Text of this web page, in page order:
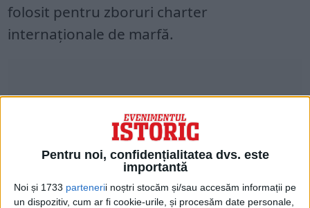
Pentru noi, confidențialitatea dvs. este
importantă
Noi și 1733 partenerii noștri stocăm și/sau accesăm informații pe
un dispozitiv, cum ar fi cookie-urile, și procesăm date personale,
folosit pentru zboruri charter
internaționale de marfă.